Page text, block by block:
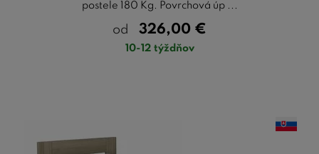
postele 180 Kg. Povrchová úp ...
od 326,00 €
10-12 týždňov